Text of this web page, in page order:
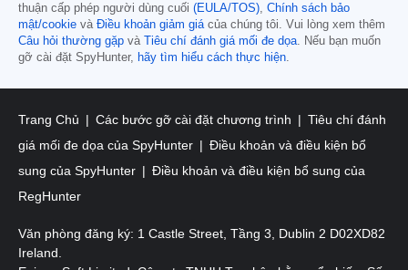
thuận cấp phép người dùng cuối (EULA/TOS) Chính sách bảo
mật/cookie và Điều khoản giảm giá của chúng tôi. Vui lòng xem thêm
Câu hỏi thường gặp và Tiêu chí đánh giá mối đe dọa . Nếu bạn muốn
gỡ cài đặt SpyHunter,
hãy tìm hiểu cách thực hiện
Trang Chủ Các bước gỡ cài đặt chương trình
Tiêu chí đánh
giá mối đe dọa của SpyHunter
Điều khoản và điều kiện bổ
sung của SpyHunter
Điều khoản và điều kiện bổ sung của
RegHunter
Văn phòng đăng ký: 1 Castle Street, Tầng 3, Dublin 2 D02XD82
Ireland.